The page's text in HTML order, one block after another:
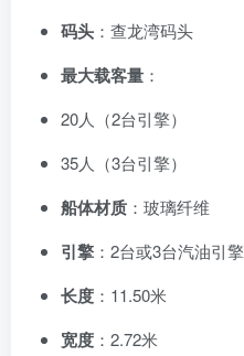
码头 ：查龙湾码头
最大载客量 ：
20人（2台引擎）
35人（3台引擎）
船体材质 ：玻璃纤维
引擎 ：2台或3台汽油引擎
长度 ：11.50米
宽度 ：2.72米